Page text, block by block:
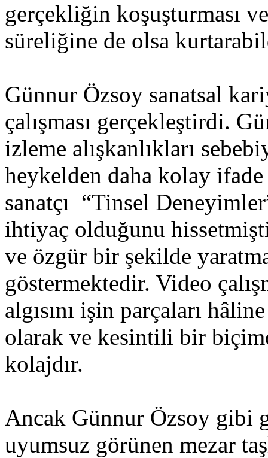
gerçekliğin koşuşturması
süreliğine de olsa
Günnur Özsoy sanatsal
çalışması gerçekleştirdi.
izleme alışkanlıkları
heykelden daha kolay
sanatçı “Tinsel
ihtiyaç olduğunu
ve özgür bir şekilde
göstermektedir. Video
algısını işin parçaları
olarak ve kesintili bir
kolajdır.
Ancak Günnur Özsoy gibi
uyumsuz görünen mezar